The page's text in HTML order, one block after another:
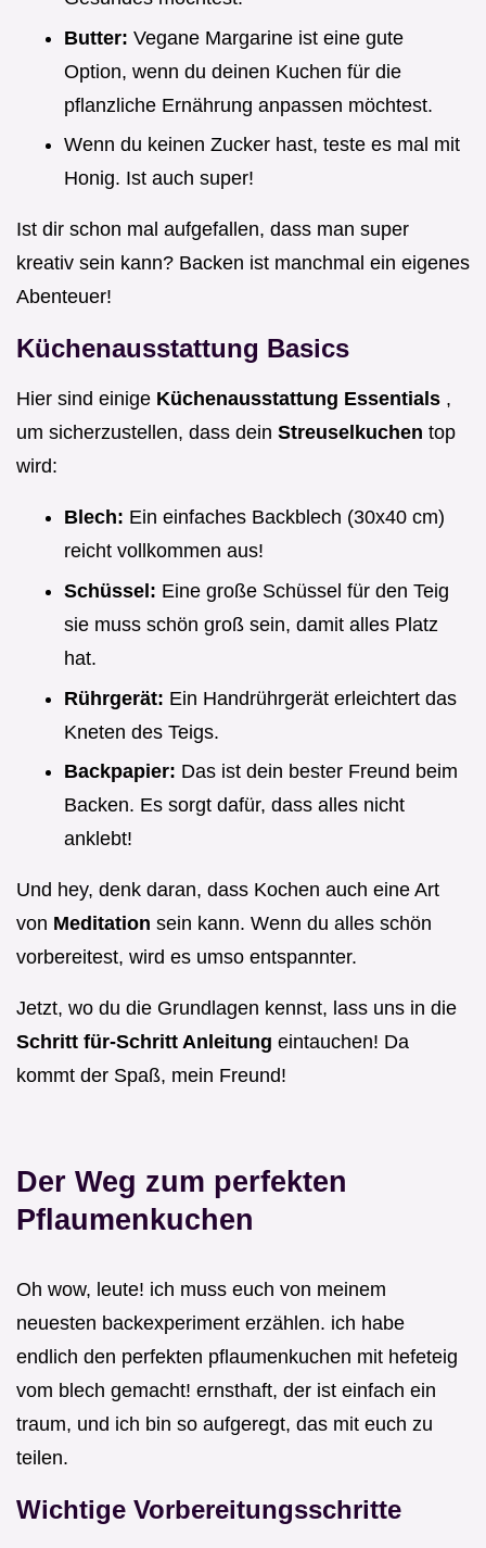
Butter: Vegane Margarine ist eine gute
Option, wenn du deinen Kuchen für die
pflanzliche Ernährung anpassen möchtest.
Wenn du keinen Zucker hast, teste es mal mit
Honig. Ist auch super!
Ist dir schon mal aufgefallen, dass man super
kreativ sein kann? Backen ist manchmal ein eigenes
Abenteuer!
Küchenausstattung Basics
Hier sind einige Küchenausstattung Essentials ,
um sicherzustellen, dass dein Streuselkuchen top
wird:
Blech: Ein einfaches Backblech (30x40 cm)
reicht vollkommen aus!
Schüssel: Eine große Schüssel für den Teig
sie muss schön groß sein, damit alles Platz
hat.
Rührgerät: Ein Handrührgerät erleichtert das
Kneten des Teigs.
Backpapier: Das ist dein bester Freund beim
Backen. Es sorgt dafür, dass alles nicht
anklebt!
Und hey, denk daran, dass Kochen auch eine Art
von Meditation sein kann. Wenn du alles schön
vorbereitest, wird es umso entspannter.
Jetzt, wo du die Grundlagen kennst, lass uns in die
Schritt für-Schritt Anleitung eintauchen! Da
kommt der Spaß, mein Freund!
Der Weg zum perfekten
Pflaumenkuchen
Oh wow, leute! ich muss euch von meinem
neuesten backexperiment erzählen. ich habe
endlich den perfekten pflaumenkuchen mit hefeteig
vom blech gemacht! ernsthaft, der ist einfach ein
traum, und ich bin so aufgeregt, das mit euch zu
teilen.
Wichtige Vorbereitungsschritte